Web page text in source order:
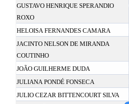
GUSTAVO HENRIQUE SPERANDIO
ROXO
HELOISA FERNANDES CAMARA
JACINTO NELSON DE MIRANDA
COUTINHO
JOÃO GUILHERME DUDA
JULIANA PONDÉ FONSECA
JULIO CEZAR BITTENCOURT SILVA